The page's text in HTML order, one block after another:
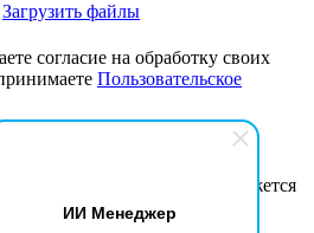
ИИ Менеджер
Загрузить файлы
согласие на обработку своих
Пользовательское
данные, наш специалист свяжется